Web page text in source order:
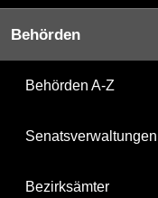
Behörden
Behörden A-Z
Senatsverwaltungen
Bezirksämter